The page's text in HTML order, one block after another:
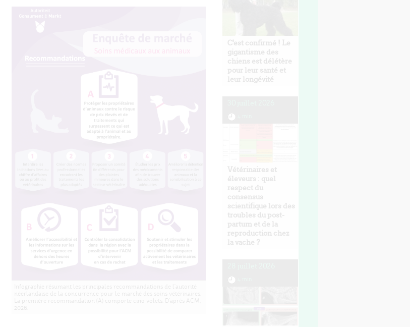
C'est confirmé ! Le
gigantisme des
chiens est délétère
pour leur santé et
leur longévité
Vétérinaires et
éleveurs : quel
respect du
consensus
scientifique lors des
troubles du post-
partum et de la
reproduction chez
la vache ?